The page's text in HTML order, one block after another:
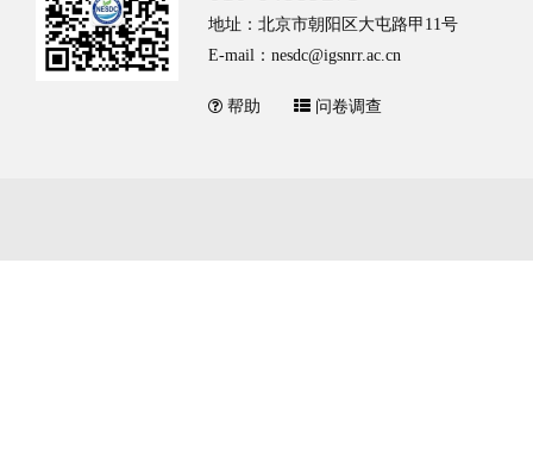
地址：北京市朝阳区大屯路甲11号
E-mail：nesdc@igsnrr.ac.cn
帮助 问卷调查